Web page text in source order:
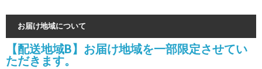
お届け地域について
【配送地域B】お届け地域を一部限定させてい
ただきます。